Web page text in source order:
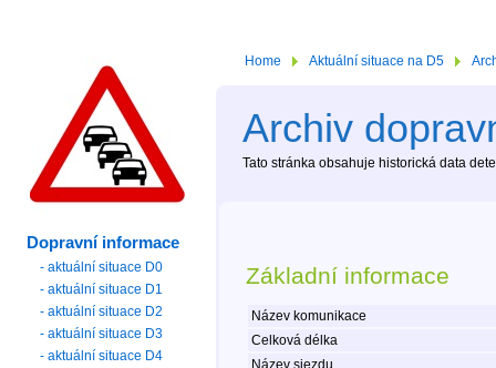
Home Aktuální situace na D5
Archiv
Tato stránka obsahuje historická data
Základní informace
Název komunikace
Celková délka
Název sjezdu
Dopravní informace
- aktuální situace D0
- aktuální situace D1
- aktuální situace D2
- aktuální situace D3
- aktuální situace D4